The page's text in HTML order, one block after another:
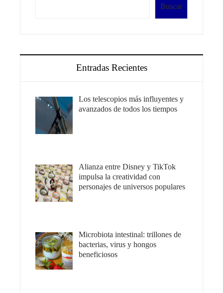
Buscar
Entradas Recientes
Los telescopios más influyentes y
avanzados de todos los tiempos
Alianza entre Disney y TikTok
impulsa la creatividad con
personajes de universos populares
Microbiota intestinal: trillones de
bacterias, virus y hongos
beneficiosos